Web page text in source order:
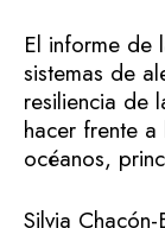
El informe de
sistemas de
resiliencia de
hacer frente
océanos,
Silvia